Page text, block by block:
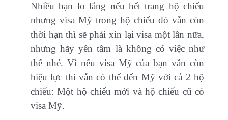
Nhiều bạn lo lắng nếu hết trang hộ chiếu
nhưng visa Mỹ trong hộ chiếu đó vẫn còn
thời hạn thì sẽ phải xin lại visa một lần nữa,
nhưng hãy yên tâm là không có việc như
thế nhé. Vì nếu visa Mỹ của bạn vẫn còn
hiệu lực thì vẫn có thể đến Mỹ với cả 2 hộ
chiếu: Một hộ chiếu mới và hộ chiếu cũ có
visa Mỹ.